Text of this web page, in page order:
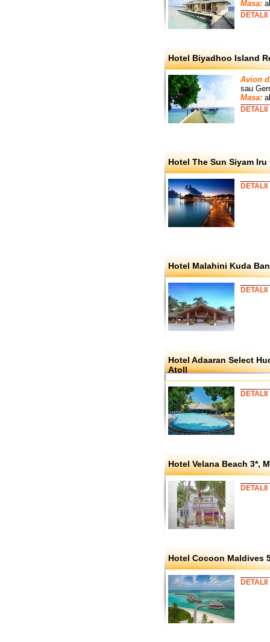
Masa:
DETALII
Hotel Biyadhoo Island
Avion
sau
Masa:
DETALII
Hotel The Sun Siyam
DETALII
Hotel Malahini Kuda
DETALII
Hotel Adaaran Select
Atoll
DETALII
Hotel Velana Beach 3*,
DETALII
Hotel Cocoon Maldives
DETALII